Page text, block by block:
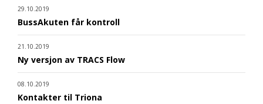
29.10.2019
BussAkuten får kontroll
21.10.2019
Ny versjon av TRACS Flow
08.10.2019
Kontakter til Triona